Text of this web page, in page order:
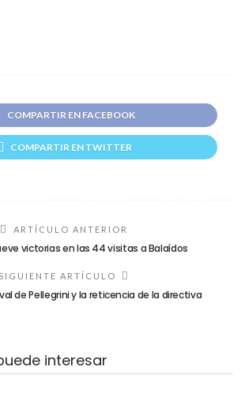
COMPARTIR EN FACEBOOK
COMPARTIR EN TWITTER
ARTÍCULO ANTERIOR
victorias en las 44 visitas a Balaídos
SIGUIENTE ARTÍCULO
de Pellegrini y la reticencia de la directiva
interesar